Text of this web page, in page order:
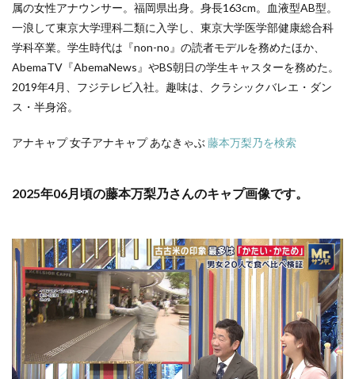
属の女性アナウンサー。福岡県出身。身長163cm。血液型AB型。
一浪して東京大学理科二類に入学し、東京大学医学部健康総合科
学科卒業。学生時代は『non-no』の読者モデルを務めたほか、
AbemaTV『AbemaNews』やBS朝日の学生キャスターを務めた。
2019年4月、フジテレビ入社。趣味は、クラシックバレエ・ダン
ス・半身浴。
アナキャプ 女子アナキャプ あなきゃぶ 藤本万梨乃を検索
2025年06月頃の藤本万梨乃さんのキャプ画像です。